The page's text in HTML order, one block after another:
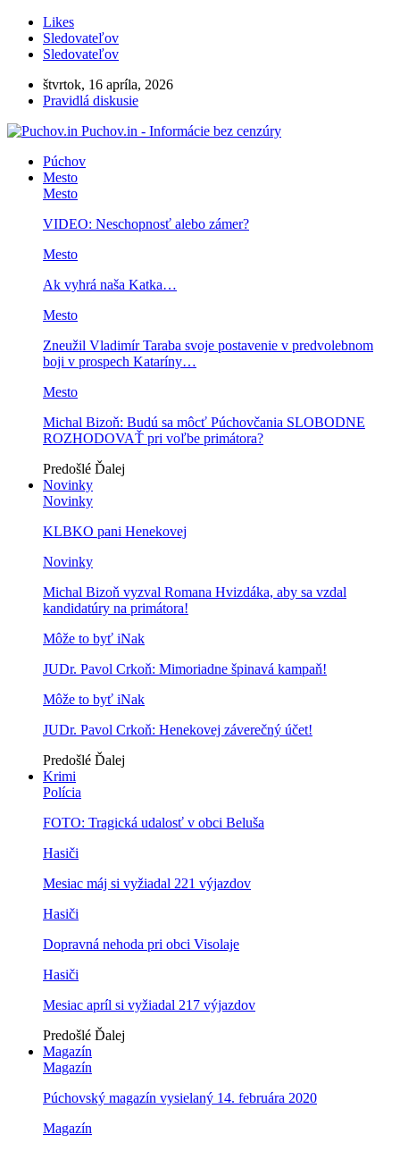
Likes
Sledovateľov
Sledovateľov
štvrtok, 16 apríla, 2026
Pravidlá diskusie
Puchov.in - Informácie bez cenzúry
Púchov
Mesto
Mesto
VIDEO: Neschopnosť alebo zámer?
Mesto
Ak vyhrá naša Katka…
Mesto
Zneužil Vladimír Taraba svoje postavenie v predvolebnom
boji v prospech Kataríny…
Mesto
Michal Bizoň: Budú sa môcť Púchovčania SLOBODNE
ROZHODOVAŤ pri voľbe primátora?
Predošlé Ďalej
Novinky
Novinky
KLBKO pani Henekovej
Novinky
Michal Bizoň vyzval Romana Hvizdáka, aby sa vzdal
kandidatúry na primátora!
Môže to byť iNak
JUDr. Pavol Crkoň: Mimoriadne špinavá kampaň!
Môže to byť iNak
JUDr. Pavol Crkoň: Henekovej záverečný účet!
Predošlé Ďalej
Krimi
Polícia
FOTO: Tragická udalosť v obci Beluša
Hasiči
Mesiac máj si vyžiadal 221 výjazdov
Hasiči
Dopravná nehoda pri obci Visolaje
Hasiči
Mesiac apríl si vyžiadal 217 výjazdov
Predošlé Ďalej
Magazín
Magazín
Púchovský magazín vysielaný 14. februára 2020
Magazín